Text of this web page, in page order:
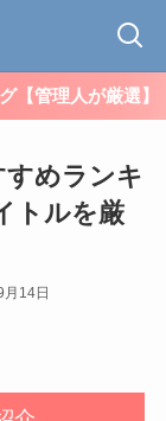
【管理人が厳選】
めランキ
トルを厳
14日